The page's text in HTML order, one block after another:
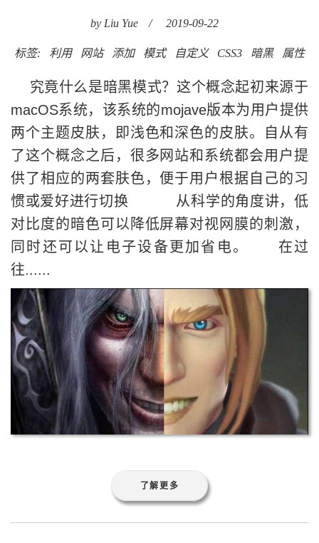
by Liu Yue / 2019-09-22
标签: 利用 网站 添加 模式 自定义 CSS3 暗黑 属性
究竟什么是暗黑模式？这个概念起初来源于
macOS系统，该系统的mojave版本为用户提供
两个主题皮肤，即浅色和深色的皮肤。自从有
了这个概念之后，很多网站和系统都会用户提
供了相应的两套肤色，便于用户根据自己的习
惯或爱好进行切换 从科学的角度讲，低
对比度的暗色可以降低屏幕对视网膜的刺激，
同时还可以让电子设备更加省电。 在过
往......
了解更多